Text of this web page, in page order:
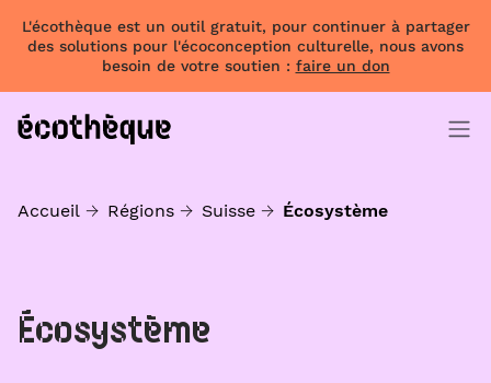
L'écothèque est un outil gratuit, pour continuer à partager
des solutions pour l'écoconception culturelle, nous avons
besoin de votre soutien : faire un don
Accueil Régions Suisse Écosystème
Écosystème